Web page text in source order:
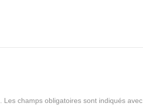
Les champs obligatoires sont indiqués avec